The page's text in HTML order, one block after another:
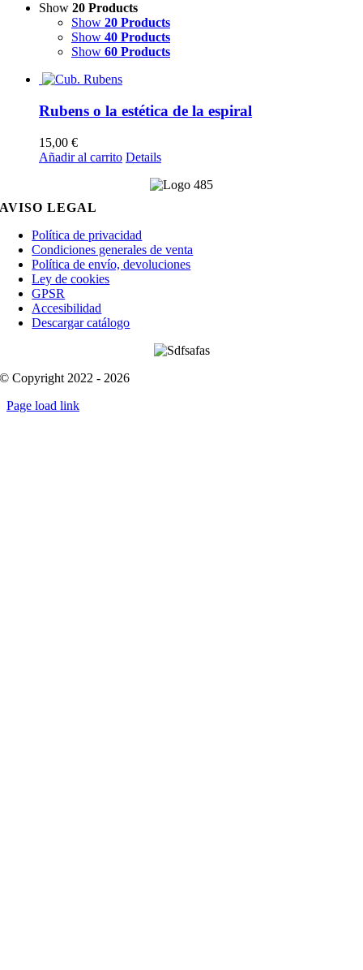
Show 20 Products
Show 20 Products
Show 40 Products
Show 60 Products
Rubens o la estética de la espiral
15,00 €
Añadir al carrito Details
AVISO LEGAL
Política de privacidad
Condiciones generales de venta
Política de envío, devoluciones
Ley de cookies
GPSR
Accesibilidad
Descargar catálogo
© Copyright 2022 - 2026
Page load link